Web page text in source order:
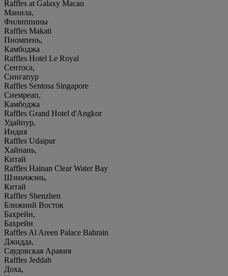
Raffles at Galaxy Macau
Манила,
Филиппины
Raffles Makati
Пномпень,
Камбоджа
Raffles Hotel Le Royal
Сентоса,
Сингапур
Raffles Sentosa Singapore
Сиемреап,
Камбоджа
Raffles Grand Hotel d'Angkor
Удайпур,
Индия
Raffles Udaipur
Хайнань,
Китай
Raffles Hainan Clear Water Bay
Шэньчжэнь,
Китай
Raffles Shenzhen
Ближний Восток
Бахрейн,
Бахрейн
Raffles Al Areen Palace Bahrain
Джидда,
Саудовская Аравия
Raffles Jeddah
Доха,